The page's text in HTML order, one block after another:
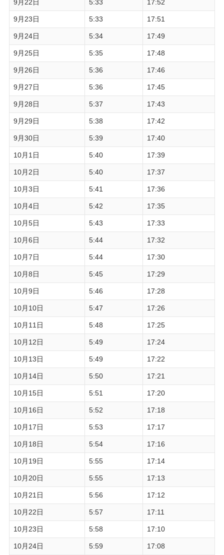
9月22日 5:33 17:52
9月23日 5:33 17:51
9月24日 5:34 17:49
9月25日 5:35 17:48
9月26日 5:36 17:46
9月27日 5:36 17:45
9月28日 5:37 17:43
9月29日 5:38 17:42
9月30日 5:39 17:40
10月1日 5:40 17:39
10月2日 5:40 17:37
10月3日 5:41 17:36
10月4日 5:42 17:35
10月5日 5:43 17:33
10月6日 5:44 17:32
10月7日 5:44 17:30
10月8日 5:45 17:29
10月9日 5:46 17:28
10月10日 5:47 17:26
10月11日 5:48 17:25
10月12日 5:49 17:24
10月13日 5:49 17:22
10月14日 5:50 17:21
10月15日 5:51 17:20
10月16日 5:52 17:18
10月17日 5:53 17:17
10月18日 5:54 17:16
10月19日 5:55 17:14
10月20日 5:55 17:13
10月21日 5:56 17:12
10月22日 5:57 17:11
10月23日 5:58 17:10
10月24日 5:59 17:08